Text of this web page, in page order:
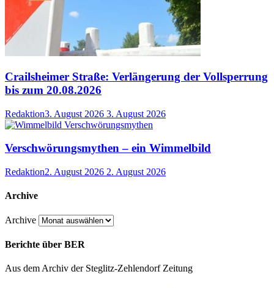
Crailsheimer Straße: Verlängerung der Vollsperrung
bis zum 20.08.2026
Redaktion3. August 2026 3. August 2026
Verschwörungsmythen – ein Wimmelbild
Redaktion2. August 2026 2. August 2026
Archive
Archive
Berichte über BER
Aus dem Archiv der Steglitz-Zehlendorf Zeitung